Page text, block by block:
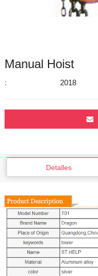
Manual Hoist
: 2018
Detalles